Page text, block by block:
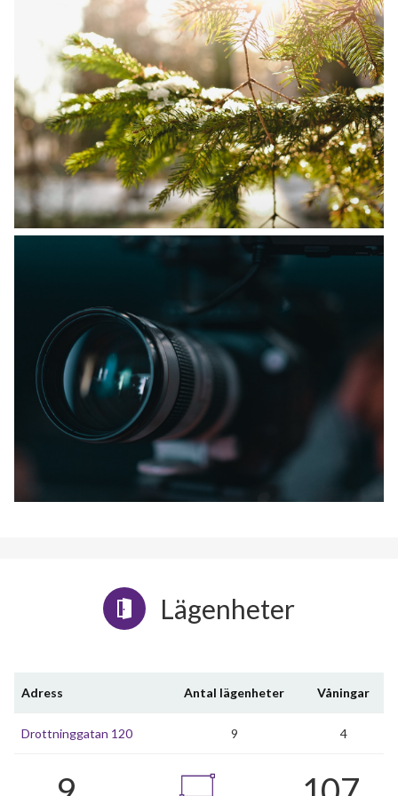
Lägenheter
Adress Antal lägenheter Våningar
Drottninggatan 120 9 4